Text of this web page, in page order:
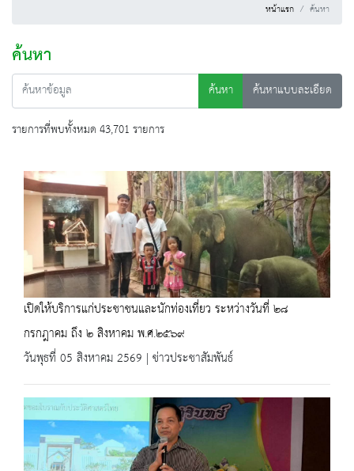
หน้าแรก ค้นหา
ค้นหา
ค้นหา
ค้นหาแบบละเอียด
รายการที่พบทั้งหมด 43,701 รายการ
เปิดให้บริการแก่ประชาชนและนักท่องเที่ยว ระหว่างวันที่ ๒๘
กรกฎาคม ถึง ๒ สิงหาคม พ.ศ.๒๕๖๙
วันพุธที่ 05 สิงหาคม 2569 | ข่าวประชาสัมพันธ์